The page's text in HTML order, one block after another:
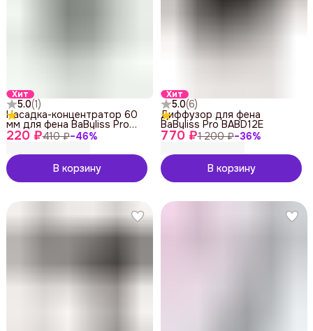
Хит
5.0(1)
220 ₽410 ₽−46%
Насадка-концентратор 60
мм для фена BaByliss Pro
BABBCLNE201
В корзину
Хит
5.0(6)
770 ₽1 200 ₽−36%
Диффузор для фена
BaByliss Pro BABD12E
В корзину